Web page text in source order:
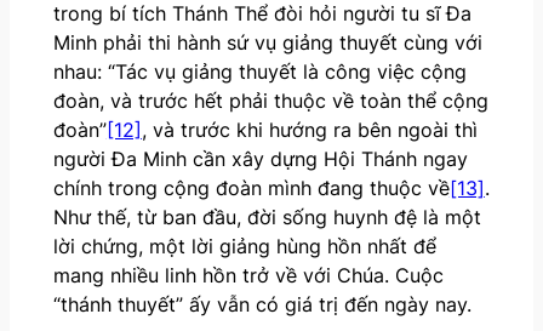
trong bí tích Thánh Thể đòi hỏi người tu sĩ Đa
Minh phải thi hành sứ vụ giảng thuyết cùng với
nhau: “Tác vụ giảng thuyết là công việc cộng
đoàn, và trước hết phải thuộc về toàn thể cộng
đoàn”[12] , và trước khi hướng ra bên ngoài thì
người Đa Minh cần xây dựng Hội Thánh ngay
chính trong cộng đoàn mình đang thuộc về[13].
Như thế, từ ban đầu, đời sống huynh đệ là một
lời chứng, một lời giảng hùng hồn nhất để
mang nhiều linh hồn trở về với Chúa. Cuộc
“thánh thuyết” ấy vẫn có giá trị đến ngày nay.